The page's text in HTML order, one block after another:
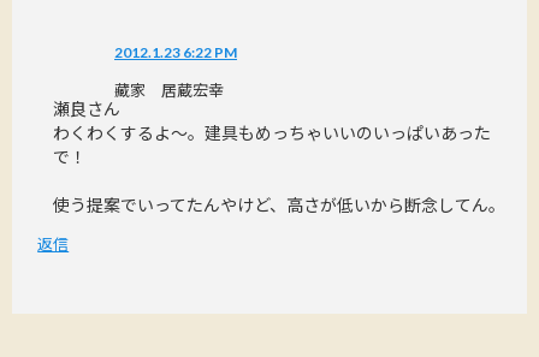
藏家 居蔵宏幸
2012.1.23 6:22 PM
瀬良さん
わくわくするよ～。建具もめっちゃいいのいっぱいあった
で！
使う提案でいってたんやけど、高さが低いから断念してん。
返信